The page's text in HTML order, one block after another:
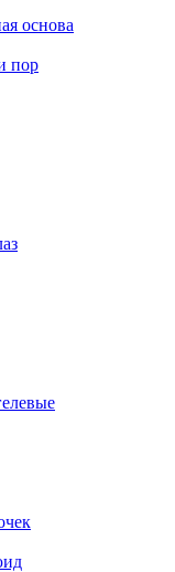
основа
пор